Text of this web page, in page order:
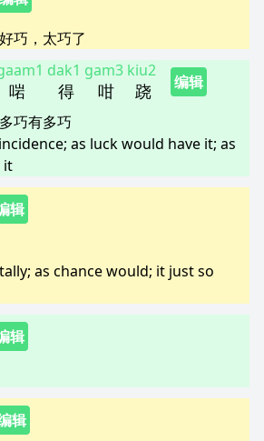
巧，太巧了
啱 得
dak1
咁
gam3
跷
kiu2
编辑
巧有多巧
as luck would have it; as
it
辑
as chance would; it just so
辑
辑